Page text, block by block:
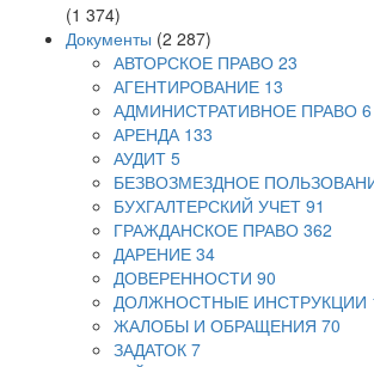
(1 374)
Документы (2 287)
АВТОРСКОЕ ПРАВО 23
АГЕНТИРОВАНИЕ 13
АДМИНИСТРАТИВНОЕ ПРАВО 6
АРЕНДА 133
АУДИТ 5
БЕЗВОЗМЕЗДНОЕ
БУХГАЛТЕРСКИЙ УЧЕТ 91
ГРАЖДАНСКОЕ ПРАВО 362
ДАРЕНИЕ 34
ДОВЕРЕННОСТИ 90
ДОЛЖНОСТНЫЕ ИНСТРУКЦИИ
ЖАЛОБЫ И ОБРАЩЕНИЯ 70
ЗАДАТОК 7